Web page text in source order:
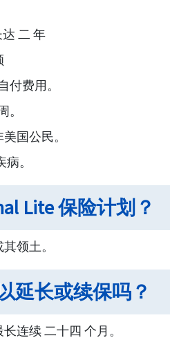
二 年
费用。
国公民。
。
Lite 保险计划？
领土。
延长或续保吗？
连续 二十四 个月。